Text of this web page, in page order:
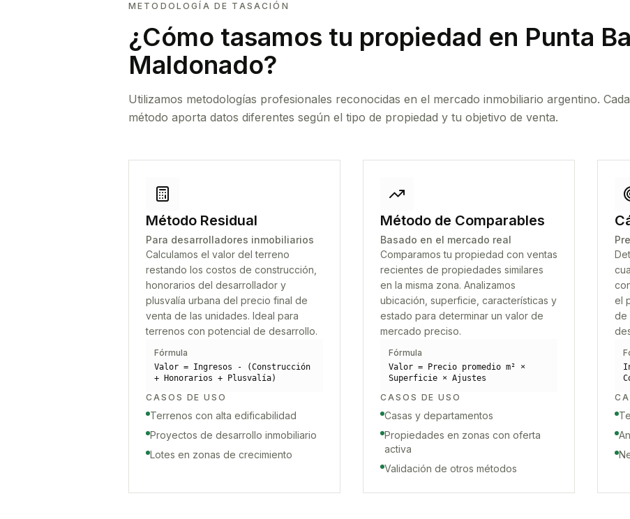
METODOLOGÍA DE TASACIÓN
¿Cómo tasamos tu propiedad en Punta
Maldonado?
Utilizamos metodologías profesionales reconocidas en el mercado inmobiliario argentino. Cada
método aporta datos diferentes según el tipo de propiedad y tu objetivo de venta.
Método Residual
Para desarrolladores inmobiliarios
Calculamos el valor del terreno
restando los costos de construcción,
honorarios del desarrollador y
plusvalía urbana del precio final de
venta de las unidades. Ideal para
terrenos con potencial de desarrollo.
Fórmula
Valor = Ingresos - (Construcción
+ Honorarios + Plusvalía)
CASOS DE USO
Terrenos con alta edificabilidad
Proyectos de desarrollo inmobiliario
Lotes en zonas de crecimiento
Método de Comparables
Basado en el mercado real
Comparamos tu propiedad con ventas
recientes de propiedades similares
en la misma zona. Analizamos
ubicación, superficie, características y
estado para determinar un valor de
mercado preciso.
Fórmula
Valor = Precio promedio m² ×
Superficie × Ajustes
CASOS DE USO
Casas y departamentos
Propiedades en zonas con oferta
activa
Validación de otros métodos
el
de